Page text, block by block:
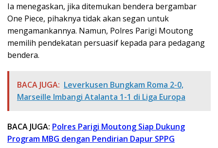
Ia menegaskan, jika ditemukan bendera bergambar
One Piece, pihaknya tidak akan segan untuk
mengamankannya. Namun, Polres Parigi Moutong
memilih pendekatan persuasif kepada para pedagang
bendera.
BACA JUGA: Leverkusen Bungkam Roma 2-0,
Marseille Imbangi Atalanta 1-1 di Liga Europa
BACA JUGA: Polres Parigi Moutong Siap Dukung
Program MBG dengan Pendirian Dapur SPPG